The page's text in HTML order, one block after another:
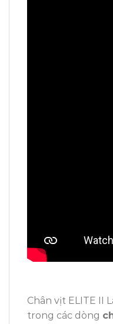
Chân vịt ELITE II
trong các dòng